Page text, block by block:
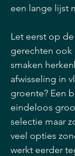
een lange lijst
Let eerst op
gerechten ook
smaken
afwisseling in
groente? Een
eindeloos
selectie maar
veel opties
werkt eerder